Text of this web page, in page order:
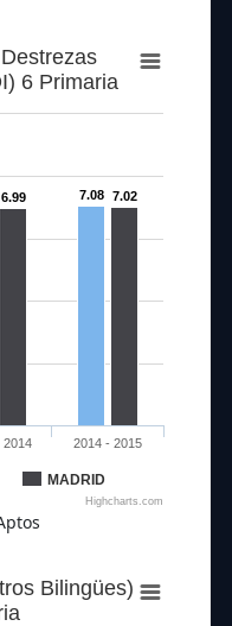
6 Primaria
7.08
6.99
7.02
MADRID
2014 2014 - 2015
Highcharts.com
Bilingües)